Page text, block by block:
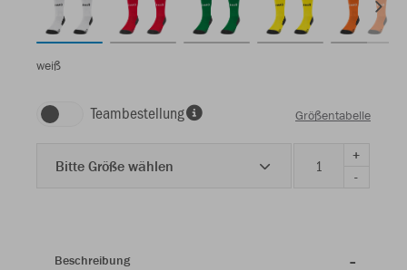
weiß
Teambestellung Größentabelle
Bitte Größe wählen
+
-
Beschreibung